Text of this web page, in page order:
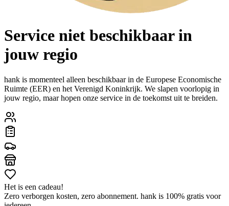
Service niet beschikbaar in
jouw regio
hank is momenteel alleen beschikbaar in de Europese Economische
Ruimte (EER) en het Verenigd Koninkrijk. We slapen voorlopig in
jouw regio, maar hopen onze service in de toekomst uit te breiden.
Het is een cadeau!
Zero verborgen kosten, zero abonnement. hank is 100% gratis voor